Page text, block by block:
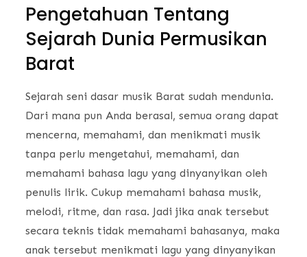
Pengetahuan Tentang
Sejarah Dunia Permusikan
Barat
Sejarah seni dasar musik Barat sudah mendunia.
Dari mana pun Anda berasal, semua orang dapat
mencerna, memahami, dan menikmati musik
tanpa perlu mengetahui, memahami, dan
memahami bahasa lagu yang dinyanyikan oleh
penulis lirik. Cukup memahami bahasa musik,
melodi, ritme, dan rasa. Jadi jika anak tersebut
secara teknis tidak memahami bahasanya, maka
anak tersebut menikmati lagu yang dinyanyikan